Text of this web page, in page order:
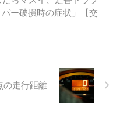
ー破損時の症状」【交
の走行距離